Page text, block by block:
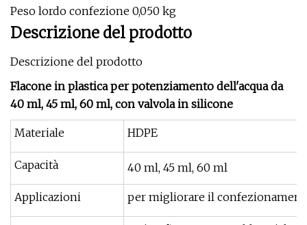
Peso lordo confezione 0,050 kg
Descrizione del prodotto
Descrizione del prodotto
Flacone in plastica per potenziamento dell'acqua da
40 ml, 45 ml, 60 ml, con valvola in silicone
Materiale HDPE
Capacità 40 ml, 45 ml, 60 ml
Applicazioni per migliorare il